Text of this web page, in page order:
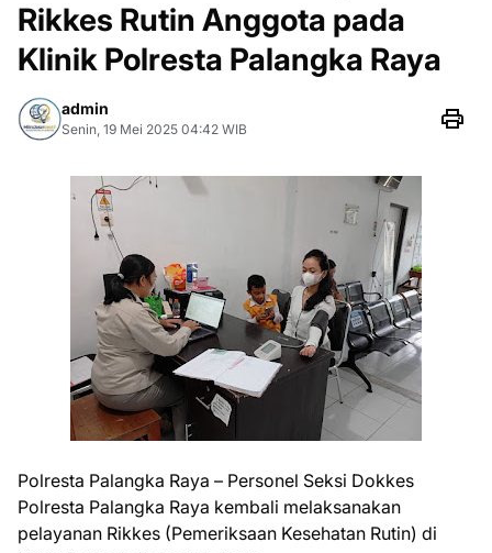
Rikkes Rutin Anggota pada
Klinik Polresta Palangka Raya
admin
Senin, 19 Mei 2025 04:42 WIB
Polresta Palangka Raya – Personel Seksi Dokkes
Polresta Palangka Raya kembali melaksanakan
pelayanan Rikkes (Pemeriksaan Kesehatan Rutin) di